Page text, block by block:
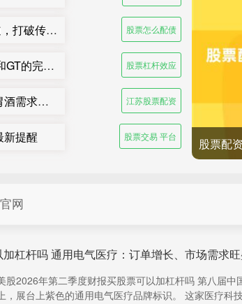
股票怎么配债 消息称卓驭科技首次布局线下渠道，打破传统供应商隐居幕后模式 股票怎么配债
股票杠杆效应 领克07 GT 14.58万起售，旅行车和GT的完美结合 股票杠杆效应
江苏股票配资 金巴利维持2026年销售预期：开胃酒需求走高，抵消美国波本威士忌销量下滑 江苏股票配资
新提醒 股票交易 平台 股票配
网
股2026年第二季度财报买股票可以加杠杆吗 第八届中
，展台上紫色的通用电气医疗品牌标识。 这家医疗科